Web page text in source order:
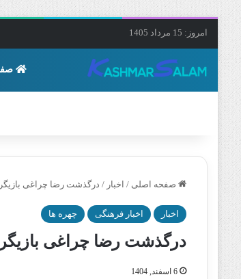
امروز: 15 مرداد 1405
صفحه اصلی / اخبار / درگذشت رضا چراغی
اخبار اخبار فرهنگی چهره ها
درگذشت رضا چراغی
6 اسفند, 1404